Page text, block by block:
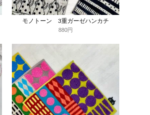
モノトーン 3重ガーゼハンカチ
880円